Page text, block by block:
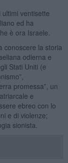
ventisette
ed ha
è ora Israele.
conoscere la storia
odierna e
Stati Uniti (e
promessa”, un
e
ebreo con lo
e di violenze;
sionista.